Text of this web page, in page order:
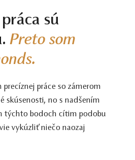
jemným, takmer neviditeľným farebným
spoľahlivú a dobrú voľbu. Čistota SI1,
každému, kto požaduje vysokú kvalitu
burze v Antverpách. Čistota
kritériá krásy, farby a čistoty. Pre tých,
0,30ct a vyššej sú certifikované
Všetky naše šperky majú naviac certifikát
sú
Preto som
práce so zámerom
skúsenosti, no s nadšením
týchto bodoch cítim podobu
vykúzliť niečo naozaj